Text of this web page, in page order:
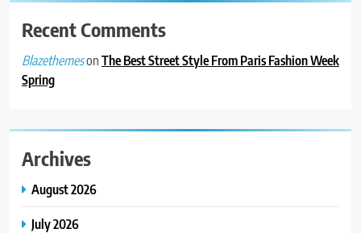
Recent Comments
BlazethemesonThe Best Street Style From Paris Fashion Week
Spring
Archives
August 2026
July 2026